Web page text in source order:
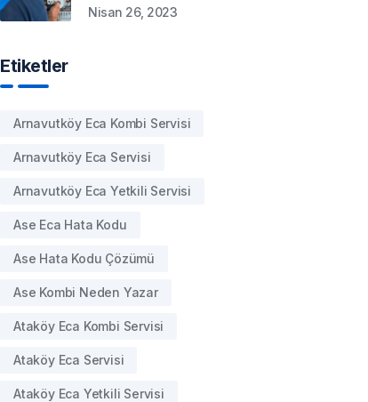
Nisan 26, 2023
Etiketler
Arnavutköy Eca Kombi Servisi
Arnavutköy Eca Servisi
Arnavutköy Eca Yetkili Servisi
Ase Eca Hata Kodu
Ase Hata Kodu Çözümü
Ase Kombi Neden Yazar
Ataköy Eca Kombi Servisi
Ataköy Eca Servisi
Ataköy Eca Yetkili Servisi